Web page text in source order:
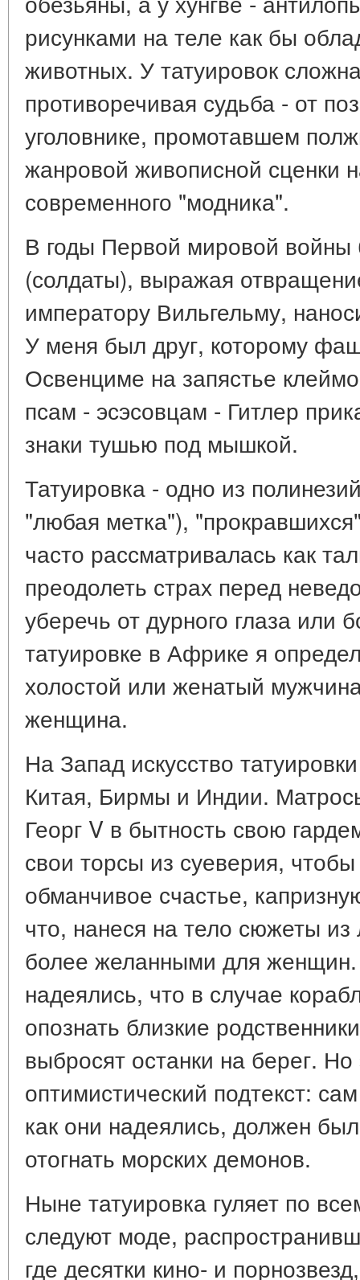
рисунками на теле как бы
животных. У татуировок
противоречивая судьба - от
уголовнике, промотавшем
жанровой живописной сценки
современного "модника".
В годы Первой мировой войны
(солдаты), выражая
императору Вильгельму,
У меня был друг, которому
Освенциме на запястье
псам - эсэсовцам - Гитлер
знаки тушью под мышкой.
Татуировка - одно из
"любая метка"),
часто рассматривалась как
преодолеть страх перед
уберечь от дурного глаза или
татуировке в Африке я
холостой или женатый
женщина.
На Запад искусство
Китая, Бирмы и Индии.
Георг V в бытность свою
свои торсы из суеверия,
обманчивое счастье,
что, нанеся на тело сюжеты из
более желанными для
надеялись, что в случае
опознать близкие
выбросят останки на берег.
оптимистический подтекст:
как они надеялись, должен
отогнать морских демонов.
Ныне татуировка гуляет по
следуют моде,
где десятки кино- и